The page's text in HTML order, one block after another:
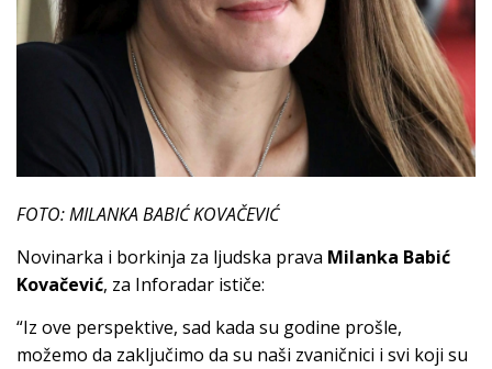
FOTO: MILANKA BABIĆ KOVAČEVIĆ
Novinarka i borkinja za ljudska prava Milanka Babić
Kovačević, za Inforadar ističe:
“Iz ove perspektive, sad kada su godine prošle,
možemo da zaključimo da su naši zvaničnici i svi koji su